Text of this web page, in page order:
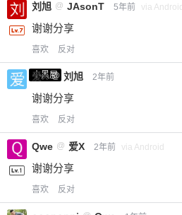
刘旭 @ JAsonT 5年前 via Android
谢谢分享
喜欢 反对
小黑屋
爱X @ 刘旭 2年前
谢谢分享
喜欢 反对
Qwe @ 爱X 2年前 via Android
谢谢分享
喜欢 反对